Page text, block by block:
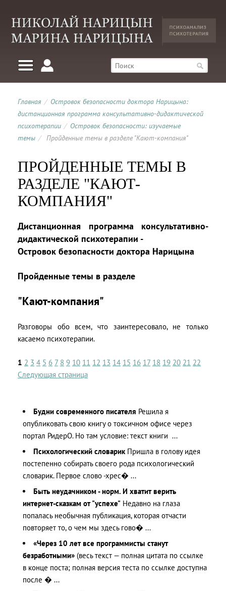
Главная / Островок безопасности доктора Нарицына:
дистанционная программа консультативно-дидактической
психотерапии / Островок безопасности: изучаемые
темы / Пройденные темы в разделе "Кают-компания"
ПРОЙДЕННЫЕ ТЕМЫ В
РАЗДЕЛЕ "КАЮТ-
КОМПАНИЯ"
Дистанционная программа консультативно-
дидактической психотерапии -
Островок безопасности доктора Нарицына
Пройденные темы в разделе
"Кают-компания"
Разговоры обо всем, что заинтересовало, не только
касаемо психотерапии.
1 2 3 4 5 6 7 8 9 10 11 12 13 14 15 16 17 18 19 20 21 22
Следующая страница
Будни современного писателя Решила я
опубликовать свою книгу о токсичном офисе через
портал РидерО. Но там условие: текст книги ...
Психологический словарик Пришла в голову идея
постепенно собирать своего рода психологический
словарик. Первое слово -хрес� ...
Быть неудачником - норм. И хватит верить
интернет-сказкам от "успехе" Недавно на глаза
попалась необычная публикация, которая отчасти
повторяет то, о чем мы здесь гово� ...
«Через 10 лет все программисты станут
безработными» (весь текст — полная цитата по ссылке
в конце поста; полная версия теста по ссылке доступна
после � ...